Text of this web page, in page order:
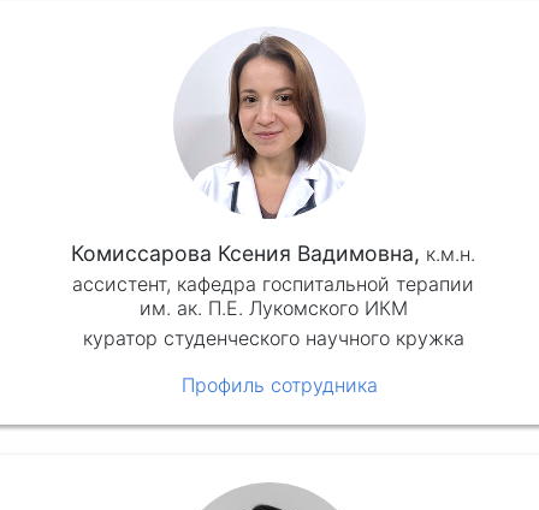
Комиссарова Ксения Вадимовна, к.м.н.
ассистент, кафедра госпитальной терапии
им. ак. П.Е. Лукомского ИКМ
куратор студенческого научного кружка
Профиль сотрудника